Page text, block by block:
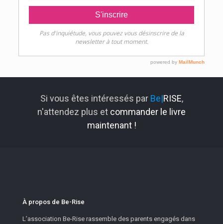
Si vous êtes intéressés par Be|RISE,
n'attendez plus et commander le livre
maintenant !
À propos de Be-Rise
L’association Be-Rise rassemble des parents engagés dans